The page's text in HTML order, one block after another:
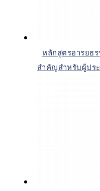
หลักสูตรอารยธ
สำคัญสำหรับผู้ปร